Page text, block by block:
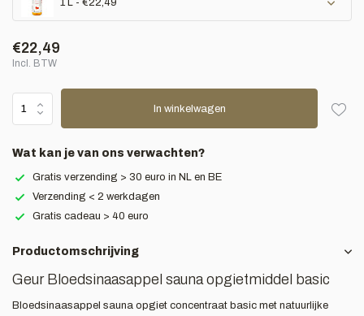
1 L - €22,49
€22,49
Incl. BTW
In winkelwagen
Wat kan je van ons verwachten?
Gratis verzending > 30 euro in NL en BE
Verzending < 2 werkdagen
Gratis cadeau > 40 euro
Productomschrijving
Geur Bloedsinaasappel sauna opgietmiddel basic
Bloedsinaasappel sauna opgiet concentraat basic met natuurlijke